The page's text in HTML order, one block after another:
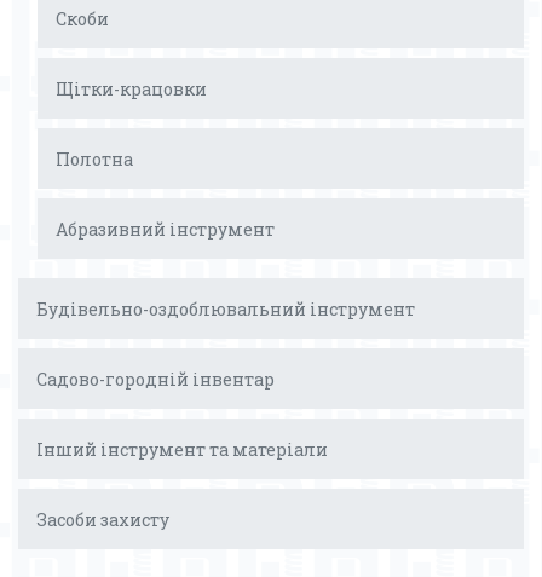
Скоби
Щітки-крацовки
Полотна
Абразивний інструмент
Будівельно-оздоблювальний інструмент
Садово-городній інвентар
Інший інструмент та матеріали
Засоби захисту